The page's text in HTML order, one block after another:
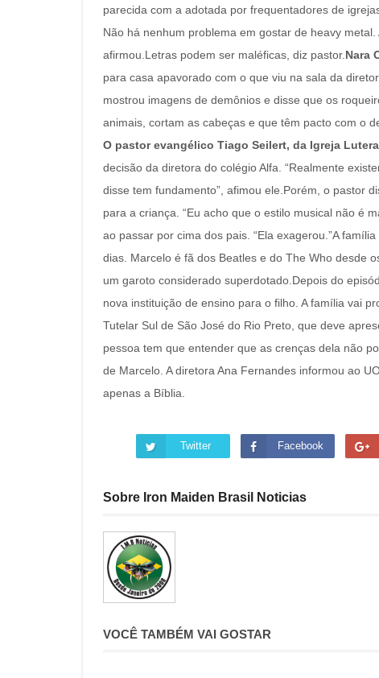
parecida com a adotada por frequentadores de
Não há nenhum problema em gostar de heavy
afirmou.Letras podem ser maléficas, diz pastor. Nara
para casa apavorado com o que viu na sala da
mostrou imagens de demônios e disse que os
animais, cortam as cabeças e que têm pacto com o
O pastor evangélico Tiago Seilert, da Igreja
decisão da diretora do colégio Alfa. “Realmente
disse tem fundamento”, afimou ele.Porém, o pastor
para a criança. “Eu acho que o estilo musical não é
ao passar por cima dos pais. “Ela exagerou.”A
dias. Marcelo é fã dos Beatles e do The Who desde
um garoto considerado superdotado.Depois do
nova instituição de ensino para o filho. A família vai
Tutelar Sul de São José do Rio Preto, que deve
pessoa tem que entender que as crenças dela não
de Marcelo. A diretora Ana Fernandes informou ao
apenas a Bíblia.
Twitter Facebook
Sobre Iron Maiden Brasil Noticias
VOCÊ TAMBÉM VAI GOSTAR